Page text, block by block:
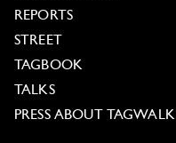
REPORTS
STREET
TAGBOOK
TALKS
PRESS ABOUT TAGWALK